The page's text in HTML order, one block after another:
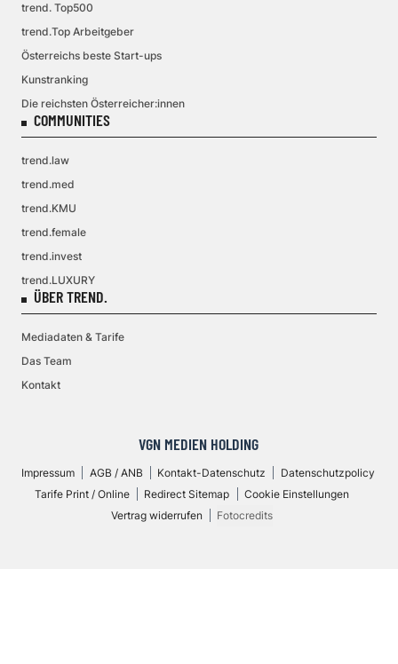
trend. Top500
trend.Top Arbeitgeber
Österreichs beste Start-ups
Kunstranking
Die reichsten Österreicher:innen
COMMUNITIES
trend.law
trend.med
trend.KMU
trend.female
trend.invest
trend.LUXURY
ÜBER TREND.
Mediadaten & Tarife
Das Team
Kontakt
VGN MEDIEN HOLDING
Impressum AGB / ANB Kontakt-Datenschutz
Datenschutzpolicy
Tarife Print / Online
Redirect Sitemap
Cookie Einstellungen
Vertrag widerrufen
Fotocredits